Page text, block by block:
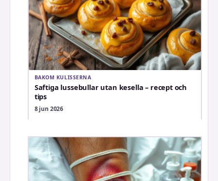
BAKOM KULISSERNA
Saftiga lussebullar utan kesella – recept och
tips
8 jun 2026